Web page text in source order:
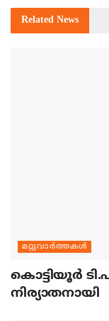
Related News
മറ്റുവാര്‍ത്തകള്‍
കൊട്ടിയൂര്‍
നിര്യാതനായി